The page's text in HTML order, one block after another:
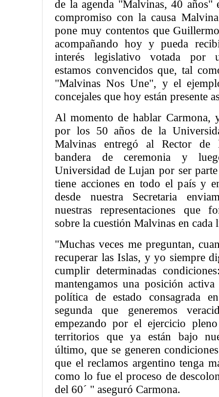
de la agenda "Malvinas, 40 años"
compromiso con la causa
pone muy contentos que
acompañando hoy y pueda
interés legislativo votada por
estamos convencidos que, tal
"Malvinas Nos Une", y el
concejales que hoy están presente
Al momento de hablar Carmona,
por los 50 años de la
Malvinas entregó al Rector de
bandera de ceremonia y
Universidad de Lujan por ser
tiene acciones en todo el país y
desde nuestra Secretaria
nuestras representaciones que
sobre la cuestión Malvinas en
"Muchas veces me preguntan,
recuperar las Islas, y yo siempre
cumplir determinadas
mantengamos una posición
política de estado consagrada
segunda que generemos
empezando por el ejercicio
territorios que ya están bajo
último, que se generen
que el reclamos argentino tenga
como lo fue el proceso de
del 60´ " aseguró Carmona.